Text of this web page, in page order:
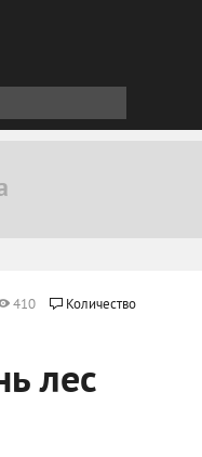
410
Количество
лес